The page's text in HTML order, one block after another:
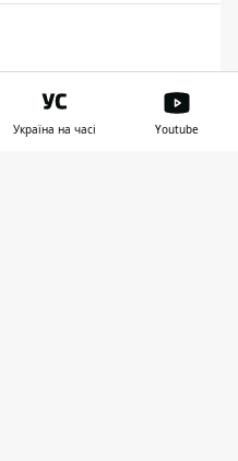
Україна на часі Youtube